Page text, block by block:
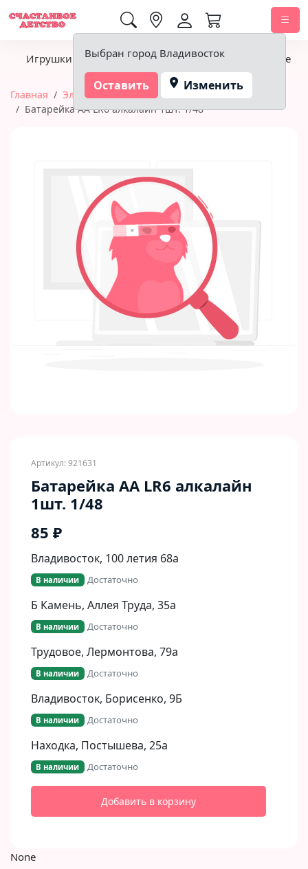
Выбран город Владивосток
Оставить Изменить
Игрушки Детское питание Подгузники, гигиена
Главная
Элементы питания
Батарейка AA LR6 алкалайн 1шт. 1/48
Артикул: 921631
Батарейка AA LR6 алкалайн
1шт. 1/48
85 ₽
Владивосток, 100 летия 68а
В наличии Достаточно
Б Камень, Аллея Труда, 35а
В наличии Достаточно
Трудовое, Лермонтова, 79а
В наличии Достаточно
Владивосток, Борисенко, 9Б​
В наличии Достаточно
Находка, Постышева, 25а
В наличии Достаточно
Добавить в корзину
None